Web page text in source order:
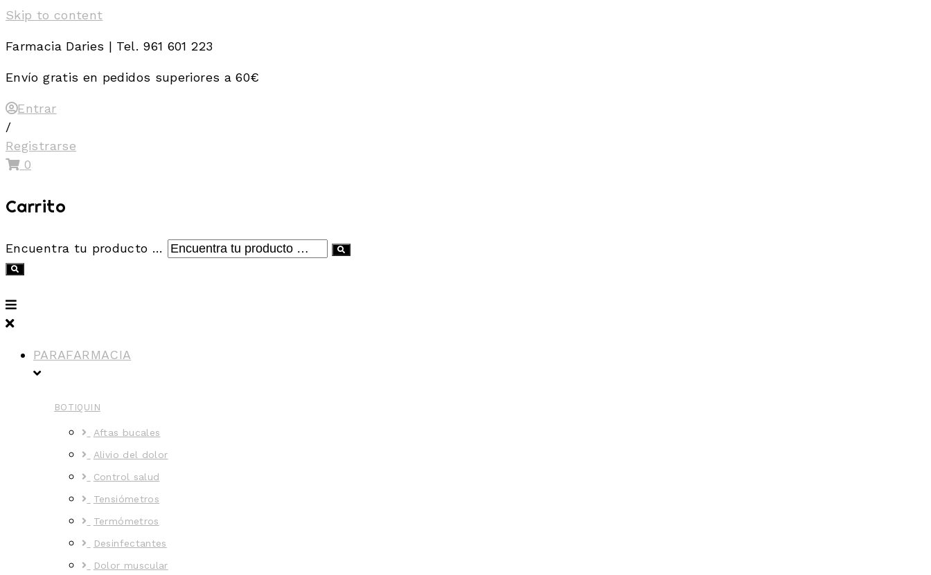
Skip to content
Farmacia Daries | Tel. 961 601 223
Envío gratis en pedidos superiores a 60€
Entrar
/
Registrarse
0
Carrito
Encuentra tu producto …
PARAFARMACIA
BOTIQUIN
Aftas bucales
Alivio del dolor
Control salud
Tensiómetros
Termómetros
Desinfectantes
Dolor muscular